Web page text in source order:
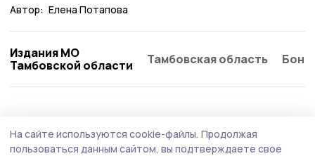
Автор: Елена Потапова
Издания МО
Тамбовской области
Тамбовская область
На сайте используются cookie-файлы. Продолжая
пользоваться данным сайтом, вы подтверждаете свое